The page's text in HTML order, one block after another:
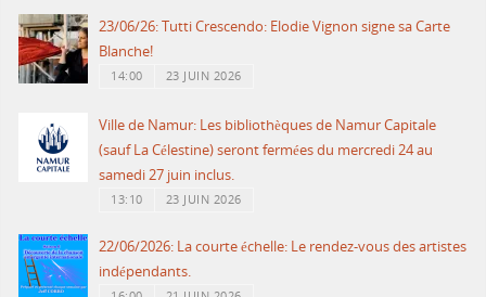
23/06/26: Tutti Crescendo: Elodie Vignon signe sa Carte
Blanche!
14:00 23 JUIN 2026
Ville de Namur: Les bibliothèques de Namur Capitale
(sauf La Célestine) seront fermées du mercredi 24 au
samedi 27 juin inclus.
13:10 23 JUIN 2026
22/06/2026: La courte échelle: Le rendez-vous des artistes
indépendants.